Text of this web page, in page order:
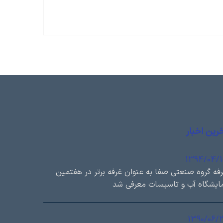
اخبار
1394/04/
گروه صنعتی صفا به عنوان غرفه برتر در هفتمین
آب و تاسیسات معرفی شد
1390/06/